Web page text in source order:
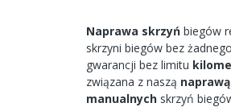
Naprawa skrzyń biegów
skrzyni biegów bez żadnego
gwarancji bez limitu
związana z naszą naprawą
manualnych skrzyń